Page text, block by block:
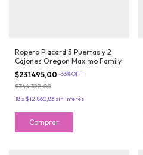
Ropero Placard 3 Puertas y 2
Cajones Oregon Maximo Family
$231.495,00 -33%OFF
$344.322,00
18x $12.860,83 sin interés